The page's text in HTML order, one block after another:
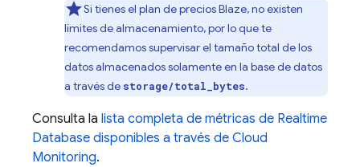
Si tienes el plan de precios Blaze, no existen
límites de almacenamiento, por lo que te
recomendamos supervisar el tamaño total de los
datos almacenados solamente en la base de datos
a través de storage/total_bytes.
Consulta la lista completa de métricas de Realtime
Database disponibles a través de Cloud
Monitoring.